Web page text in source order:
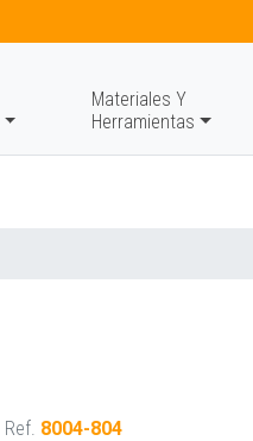
Materiales Y
Herramientas
Ref. 8004-804